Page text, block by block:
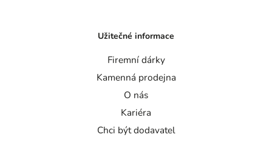
Užitečné informace
Firemní dárky
Kamenná prodejna
O nás
Kariéra
Chci být dodavatel